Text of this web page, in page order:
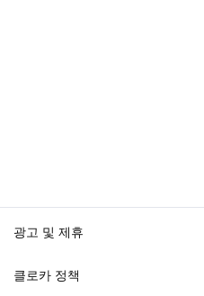
광고 및 제휴
클로카 정책